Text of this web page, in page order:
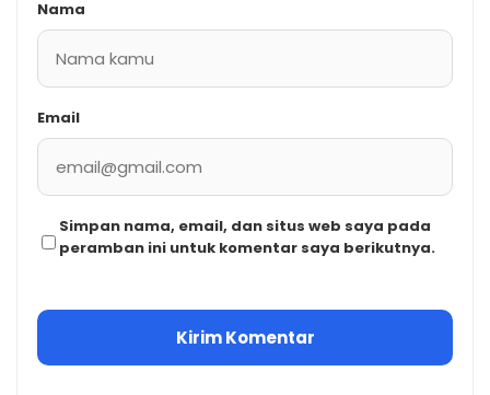
Nama
Email
Simpan nama, email, dan situs web saya pada
peramban ini untuk komentar saya berikutnya.